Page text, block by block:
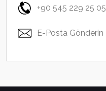
+90 545 229 25 05
E-Posta Gönderin